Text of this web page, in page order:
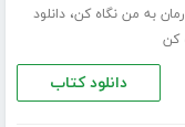
،دانلود
کن
دانلود کتاب